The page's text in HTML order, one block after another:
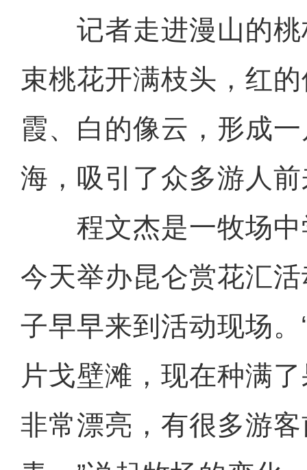
记者走进漫山的桃
束桃花开满枝头，红
霞、白的像云，形成
海，吸引了众多游人
程文杰是一牧场中
今天举办昆仑赏花汇
子早早来到活动现场
片戈壁滩，现在种满
非常漂亮，有很多游